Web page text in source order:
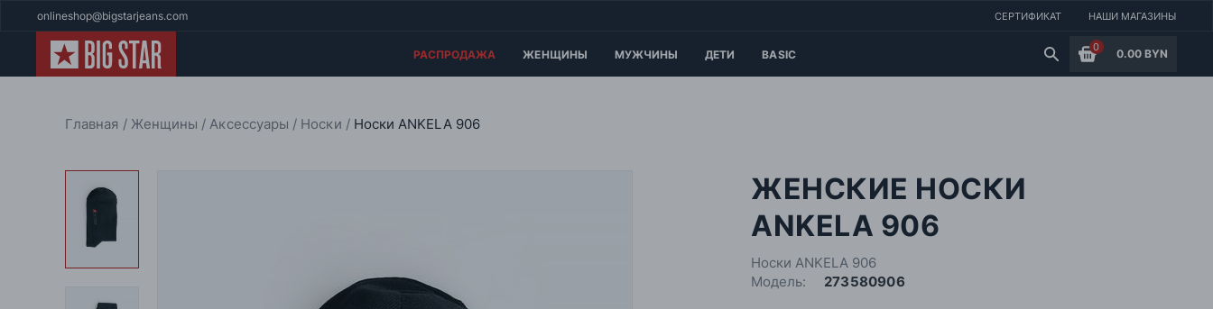
onlineshop@bigstarjeans.com СЕРТИФИКАТ НАШИ МАГАЗИНЫ
РАСПРОДАЖА ЖЕНЩИНЫ МУЖЧИНЫ ДЕТИ BASIC
0
0.00 BYN
Главная Женщины Аксессуары Носки Носки ANKELA 906
ЖЕНСКИЕ НОСКИ
ANKELA 906
Носки ANKELA 906
Модель:
273580906